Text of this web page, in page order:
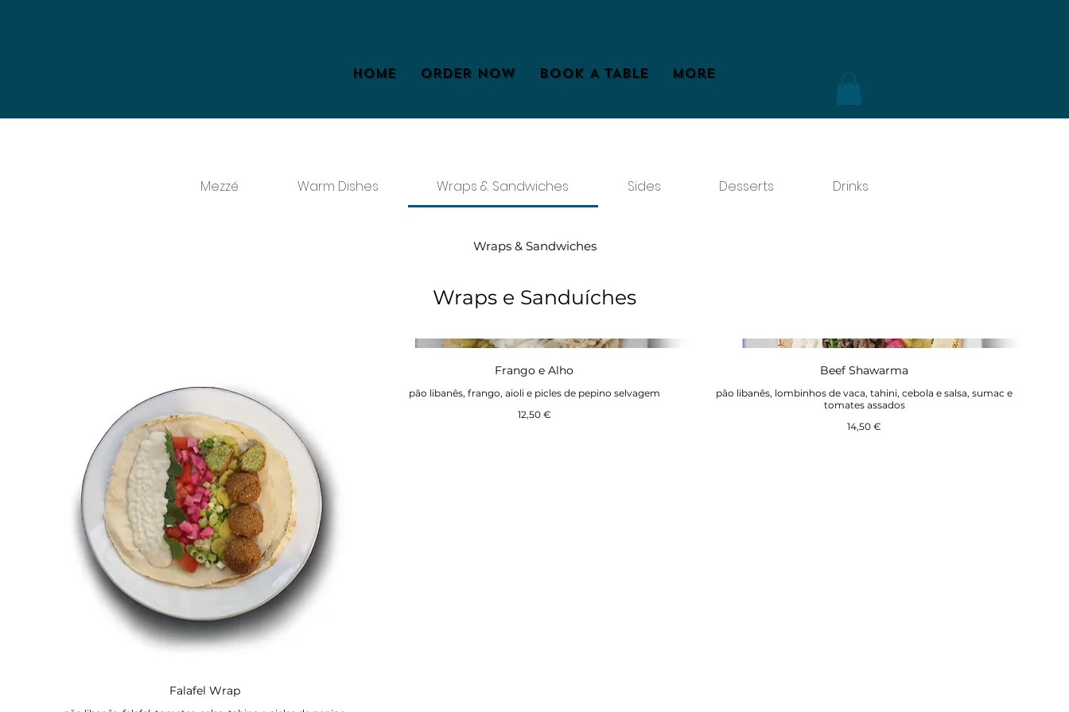
HOME ORDER NOW BOOK A TABLE More
Mezzé Warm Dishes Wraps & Sandwiches Sides Desserts Drinks
Wraps & Sandwiches
Wraps e Sanduíches
Falafel Wrap
Frango e Alho
pão libanês, frango, aioli e picles de pepino selvagem
12,50 €
Beef Shawarma
pão libanês, lombinhos de vaca, tahini, cebola e salsa, sumac e
tomates assados
14,50 €